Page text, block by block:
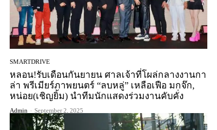
SMARTDRIVE
หลอน!รับเดือนกันยายน ศาลเจ้าที่โผล่กลางงานกา
ล่า พรีเมียร์ภาพยนตร์ “ลบหลู่” เหลือเฟือ มกจ๊ก,
หน่อย(เชิญยิ้ม) นำทีมนักแสดงร่วมงานคับคั่ง
Admin - September 2, 2025